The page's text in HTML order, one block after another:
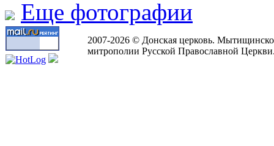
Еще фотографии
2007-2026 © Донская церковь.
митрополии Русской Православной